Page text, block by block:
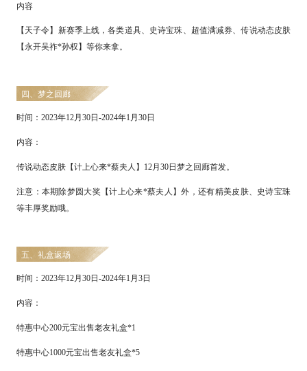
内容
【天子令】新赛季上线，各类道具、史诗宝珠、超值满减券、传说动态皮肤
【永开吴祚*孙权】等你来拿。
四、梦之回廊
时间： 2023年12月30日-2024年1 月30日
内容：
传说动态皮肤【计上心来*蔡夫人】 12月30日梦之回廊首发。
注意：本期除梦圆大奖【计上心来*蔡夫人】外，还有精美皮肤、史诗宝珠
等丰厚奖励哦。
五、礼盒返场
时间： 2023年12月30日-2024年1 月3日
内容：
特惠中心200元宝出售老友礼盒*1
特惠中心1000元宝出售老友礼盒*5